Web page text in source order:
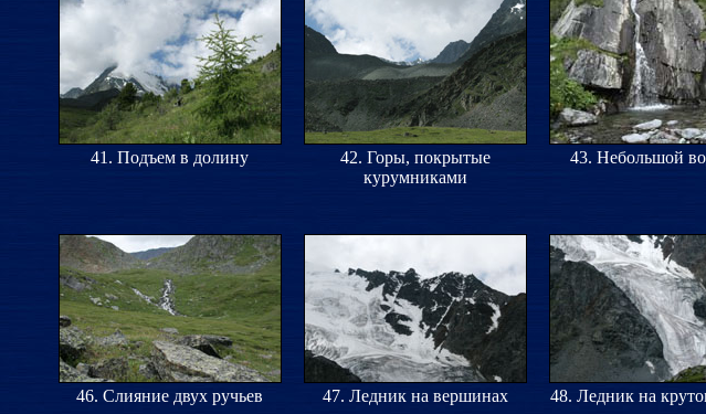
41. Подъем в долину
42. Горы, покрытые
курумниками
43. Небольшой
46. Слияние двух ручьев 47. Ледник на вершинах 48. Ледник на